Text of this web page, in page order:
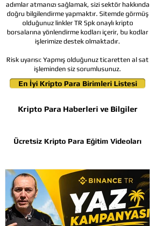
Ücretsiz Kripto Para Eğitim Videoları
Kripto Para Haberleri ve Bilgiler
En İyi Kripto Para Birimleri Listesi
adımlar atmanızı sağlamak, sizi sektör hakkında
doğru bilgilendirme yapmaktır. Sitemde görmüş
olduğunuz linkler TR Spk onaylı kripto
borsalarına yönlendirme kodları içerir, bu kodlar
işlerimize destek olmaktadır.
Risk uyarısı: Yapmış olduğunuz ticaretten al sat
işleminden siz sorumlusunuz.